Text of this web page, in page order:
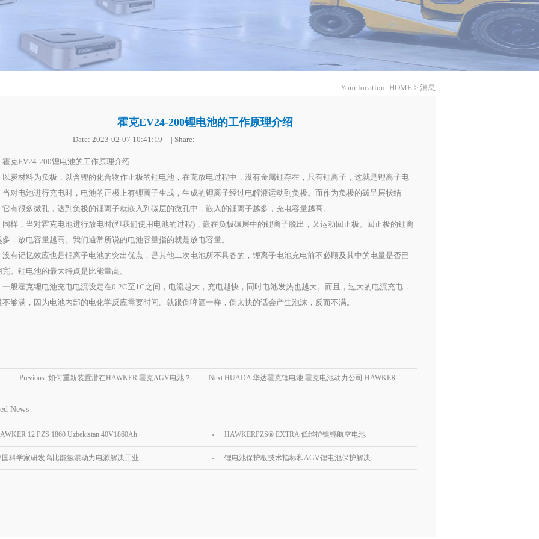
Your location: HOME > 消息
霍克EV24-200锂电池的工作原理介绍
Date: 2023-02-07 10:41:19
EV24-200锂电池的工作原理介绍
材料为负极，以含锂的化合物作正极的锂电池，在充放电过程中，没有金属锂存在，只有锂离子，这就是锂离子电
当对电池进行充电时，电池的正极上有锂离子生成，生成的锂离子经过电解液运动到负极。而作为负极的碳呈层状结
它有很多微孔，达到负极的锂离子就嵌入到碳层的微孔中，嵌入的锂离子越多，充电容量越高。
，当对霍克电池进行放电时(即我们使用电池的过程)，嵌在负极碳层中的锂离子脱出，又运动回正极。回正极的锂离
多，放电容量越高。我们通常所说的电池容量指的就是放电容量。
记忆效应也是锂离子电池的突出优点，是其他二次电池所不具备的，锂离子电池充电前不必顾及其中的电量是否已
完。锂电池的最大特点是比能量高。
霍克锂电池充电电流设定在0.2C至1C之间，电流越大，充电越快，同时电池发热也越大。而且，过大的电流充电，
不够满，因为电池内部的电化学反应需要时间。就跟倒啤酒一样，倒太快的话会产生泡沫，反而不满。
Previous:如何重新装置潜在HAWKER 霍克AGV电池？ Next:HUADA 华达霍克锂电池 霍克电池动力公司 HAWKER
News
12 PZS 1860 Uzbekistan 40V1860Ah
tractor battery
HAWKERPZS® EXTRA 低维护镍镉航空电池
国科学家研发高比能氢混动力电源解决工业 锂电池保护板技术指标和AGV锂电池保护解决